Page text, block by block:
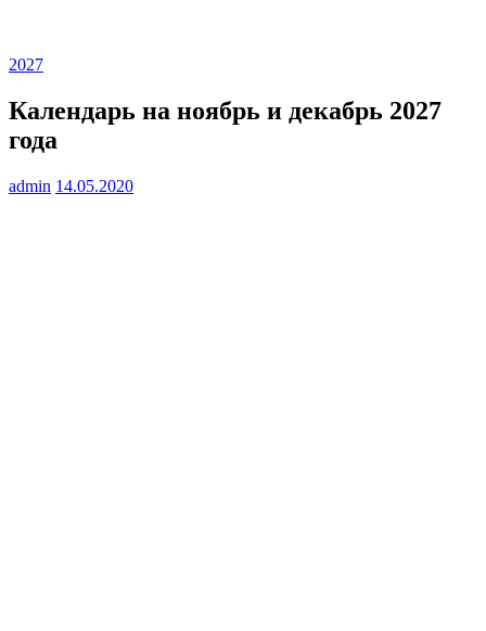
2027
Календарь на ноябрь и декабрь 2027
года
admin 14.05.2020